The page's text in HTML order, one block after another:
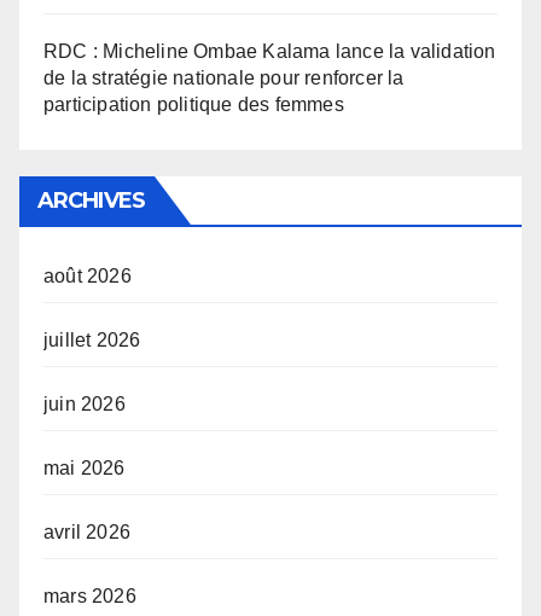
RDC : Micheline Ombae Kalama lance la validation
de la stratégie nationale pour renforcer la
participation politique des femmes
ARCHIVES
août 2026
juillet 2026
juin 2026
mai 2026
avril 2026
mars 2026